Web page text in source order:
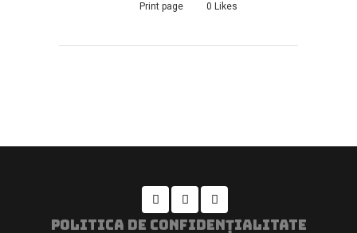
Print page 0 Likes
POLITICA DE CONFIDENȚIALITATE